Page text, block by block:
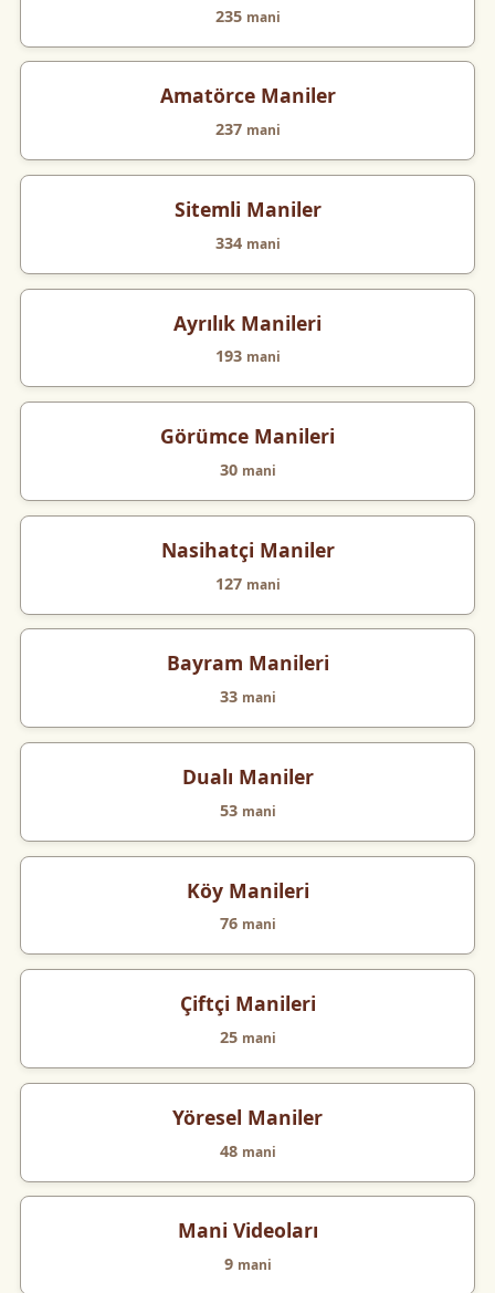
235 mani
Amatörce Maniler
237 mani
Sitemli Maniler
334 mani
Ayrılık Manileri
193 mani
Görümce Manileri
30 mani
Nasihatçi Maniler
127 mani
Bayram Manileri
33 mani
Dualı Maniler
53 mani
Köy Manileri
76 mani
Çiftçi Manileri
25 mani
Yöresel Maniler
48 mani
Mani Videoları
9 mani